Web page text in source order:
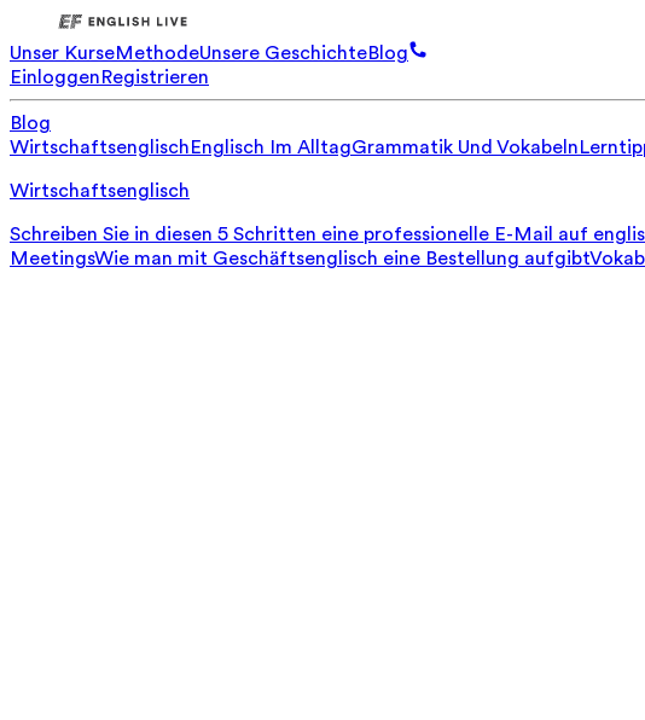
Unser KurseMethodeUnsere GeschichteBlog
EinloggenRegistrieren
Blog
WirtschaftsenglischEnglisch Im AlltagGrammatik Und Vokabeln
Wirtschaftsenglisch
Schreiben Sie in diesen 5 Schritten eine professionelle E-Mail auf
MeetingsWie man mit Geschäftsenglisch eine Bestellung aufgibt